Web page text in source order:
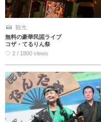
観光
無料の豪華民謡ライブ
コザ・てるりん祭
♡ 2 / 1800 views